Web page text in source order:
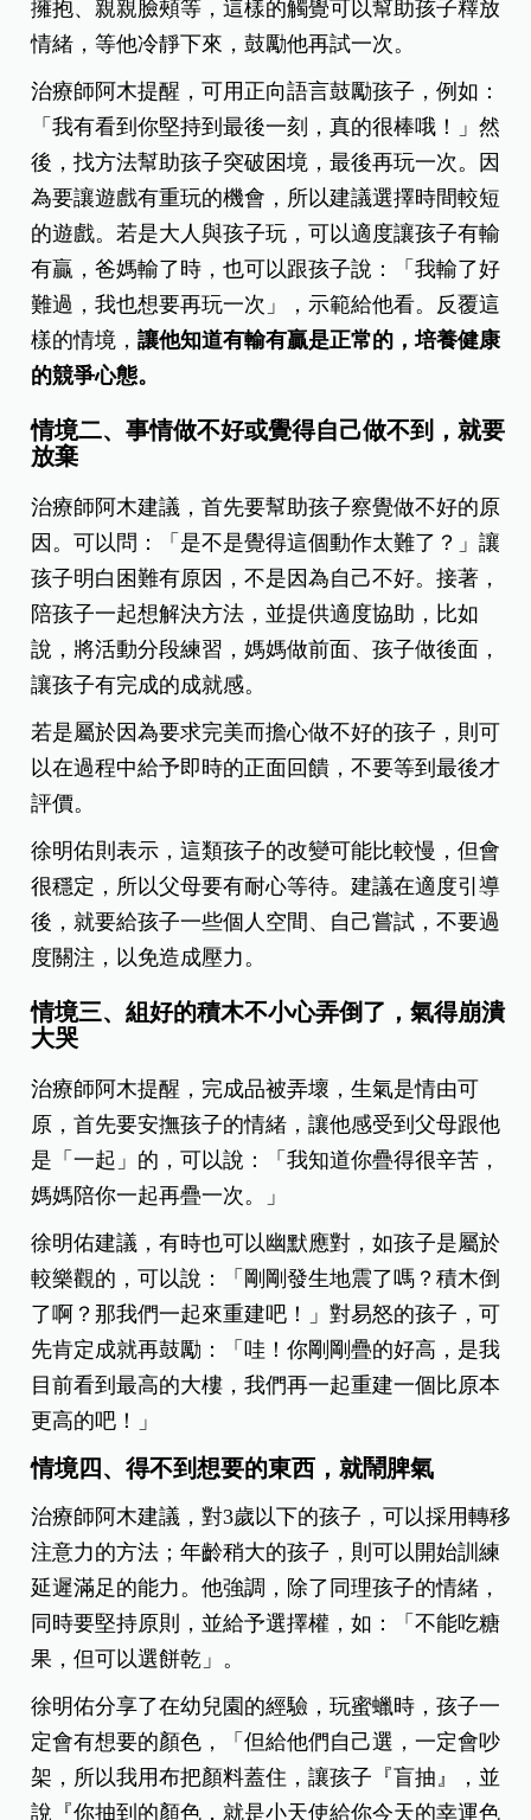
擁抱、親親臉頰等，這樣的觸覺可以幫助孩子釋放
情緒，等他冷靜下來，鼓勵他再試一次。
治療師阿木提醒，可用正向語言鼓勵孩子，例如：
「我有看到你堅持到最後一刻，真的很棒哦！」然
後，找方法幫助孩子突破困境，最後再玩一次。因
為要讓遊戲有重玩的機會，所以建議選擇時間較短
的遊戲。若是大人與孩子玩，可以適度讓孩子有輸
有贏，爸媽輸了時，也可以跟孩子說：「我輸了好
難過，我也想要再玩一次」，示範給他看。反覆這
樣的情境，讓他知道有輸有贏是正常的，培養健康
的競爭心態。
情境二、事情做不好或覺得自己做不到，就要
放棄
治療師阿木建議，首先要幫助孩子察覺做不好的原
因。可以問：「是不是覺得這個動作太難了？」讓
孩子明白困難有原因，不是因為自己不好。接著，
陪孩子一起想解決方法，並提供適度協助，比如
說，將活動分段練習，媽媽做前面、孩子做後面，
讓孩子有完成的成就感。
若是屬於因為要求完美而擔心做不好的孩子，則可
以在過程中給予即時的正面回饋，不要等到最後才
評價。
徐明佑則表示，這類孩子的改變可能比較慢，但會
很穩定，所以父母要有耐心等待。建議在適度引導
後，就要給孩子一些個人空間、自己嘗試，不要過
度關注，以免造成壓力。
情境三、組好的積木不小心弄倒了，氣得崩潰
大哭
治療師阿木提醒，完成品被弄壞，生氣是情由可
原，首先要安撫孩子的情緒，讓他感受到父母跟他
是「一起」的，可以說：「我知道你疊得很辛苦，
媽媽陪你一起再疊一次。」
徐明佑建議，有時也可以幽默應對，如孩子是屬於
較樂觀的，可以說：「剛剛發生地震了嗎？積木倒
了啊？那我們一起來重建吧！」對易怒的孩子，可
先肯定成就再鼓勵：「哇！你剛剛疊的好高，是我
目前看到最高的大樓，我們再一起重建一個比原本
更高的吧！」
情境四、得不到想要的東西，就鬧脾氣
治療師阿木建議，對3歲以下的孩子，可以採用轉移
注意力的方法；年齡稍大的孩子，則可以開始訓練
延遲滿足的能力。他強調，除了同理孩子的情緒，
同時要堅持原則，並給予選擇權，如：「不能吃糖
果，但可以選餅乾」。
徐明佑分享了在幼兒園的經驗，玩蜜蠟時，孩子一
定會有想要的顏色，「但給他們自己選，一定會吵
架，所以我用布把顏料蓋住，讓孩子『盲抽』，並
說『你抽到的顏色，就是小天使給你今天的幸運色